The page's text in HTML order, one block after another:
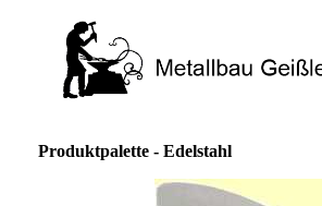
Produktpalette - Edelstahl